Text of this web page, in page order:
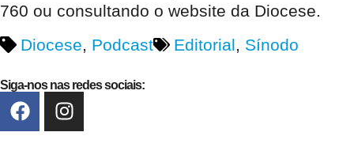
760 ou consultando o website da Diocese.
Diocese, Podcast Editorial, Sínodo
Siga-nos nas redes sociais: